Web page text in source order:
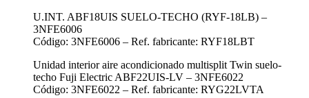
U.INT. ABF18UIS SUELO-TECHO (RYF-18LB) –
3NFE6006
Código: 3NFE6006 – Ref. fabricante: RYF18LBT
Unidad interior aire acondicionado multisplit Twin suelo-
techo Fuji Electric ABF22UIS-LV – 3NFE6022
Código: 3NFE6022 – Ref. fabricante: RYG22LVTA